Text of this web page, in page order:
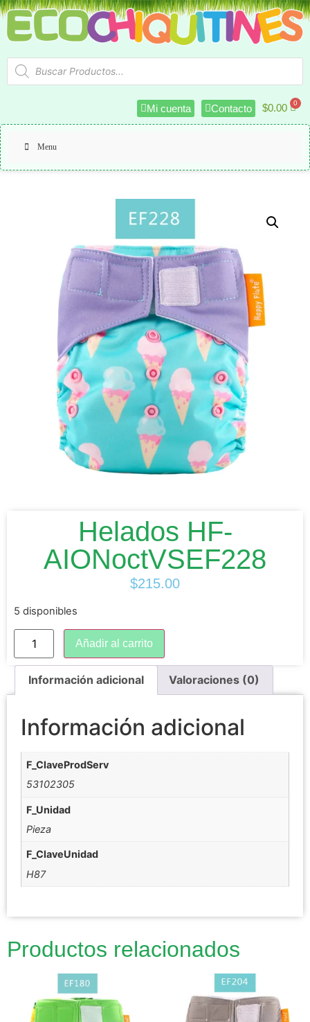
Mi cuenta Contacto $0.00
Menu
Helados HF-
AIONoctVSEF228
$215.00
5 disponibles
Añadir al carrito
Información adicional Valoraciones (0)
Información adicional
F_ClaveProdServ
53102305
F_Unidad
Pieza
F_ClaveUnidad
H87
Productos relacionados